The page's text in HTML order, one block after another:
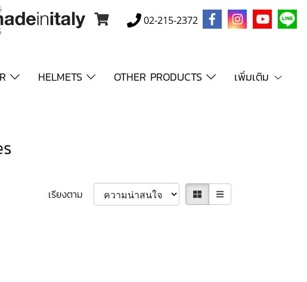
02-215-2372
HELMETS OTHER PRODUCTS เพิ่มเติม
เรียงตาม